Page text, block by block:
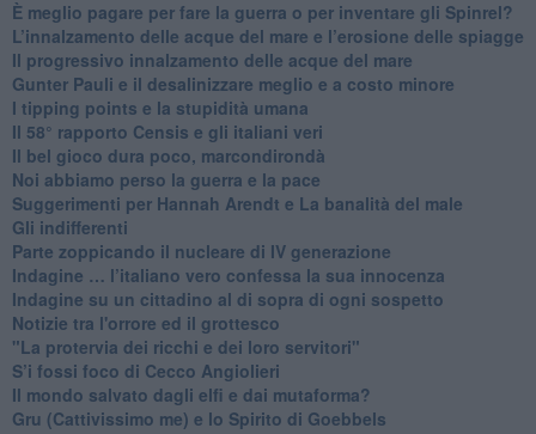
È meglio pagare per fare la guerra o per inventare gli Spinrel?
​L’innalzamento delle acque del mare e l’erosione delle spiagge
​Il progressivo innalzamento delle acque del mare
​Gunter Pauli e il desalinizzare meglio e a costo minore
I tipping points e la stupidità umana
​Il 58° rapporto Censis e gli italiani veri
​Il bel gioco dura poco, marcondirondà
Noi abbiamo perso la guerra e la pace
Suggerimenti per Hannah Arendt e La banalità del male
​Gli indifferenti
Parte zoppicando il nucleare di IV generazione
​Indagine … l’italiano vero confessa la sua innocenza
Indagine su un cittadino al di sopra di ogni sospetto
Notizie tra l'orrore ed il grottesco
"La protervia dei ricchi e dei loro servitori"
S’i fossi foco di Cecco Angiolieri
​Il mondo salvato dagli elfi e dai mutaforma?
Gru (Cattivissimo me) e lo Spirito di Goebbels